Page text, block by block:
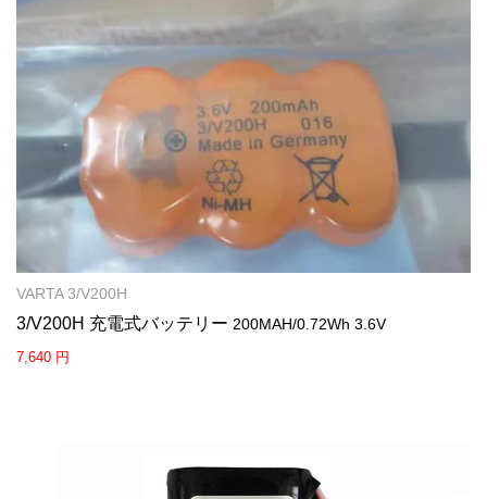
VARTA 3/V200H
3/V200H 充電式バッテリー 200MAH/0.72Wh 3.6V
7,640 円